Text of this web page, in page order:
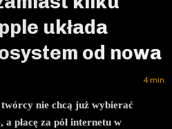
układa
od nowa
4min.
nie chcą już wybierać
płacę za pół internetu w